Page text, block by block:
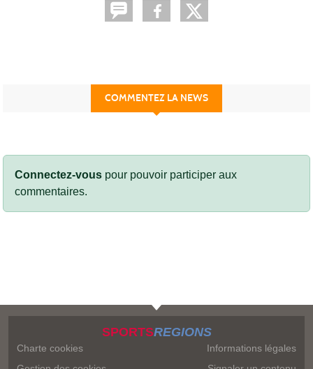
COMMENTEZ LA NEWS
Connectez-vous pour pouvoir participer aux
commentaires.
SPORTSREGIONS
Charte cookies
Informations légales